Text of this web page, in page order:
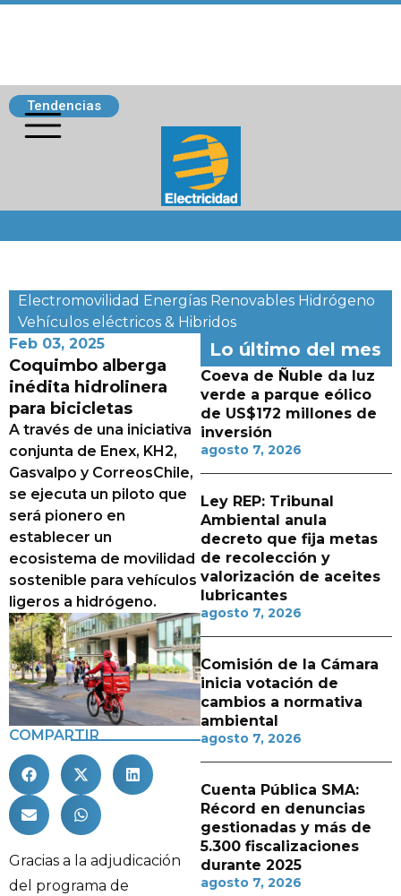
Tendencias
Electromovilidad Energías Renovables Hidrógeno
Vehículos eléctricos & Hibridos
Feb 03, 2025
Coquimbo alberga
inédita hidrolinera
para bicicletas
A través de una iniciativa
conjunta de Enex, KH2,
Gasvalpo y CorreosChile,
se ejecuta un piloto que
será pionero en
establecer un
ecosistema de movilidad
sostenible para vehículos
ligeros a hidrógeno.
COMPARTIR
Gracias a la adjudicación
del programa de
Lo último del mes
Coeva de Ñuble da luz
verde a parque eólico
de US$172 millones de
inversión
agosto 7, 2026
Ley REP: Tribunal
Ambiental anula
decreto que fija metas
de recolección y
valorización de aceites
lubricantes
agosto 7, 2026
Comisión de la Cámara
inicia votación de
cambios a normativa
ambiental
agosto 7, 2026
Cuenta Pública SMA:
Récord en denuncias
gestionadas y más de
5.300 fiscalizaciones
durante 2025
agosto 7, 2026